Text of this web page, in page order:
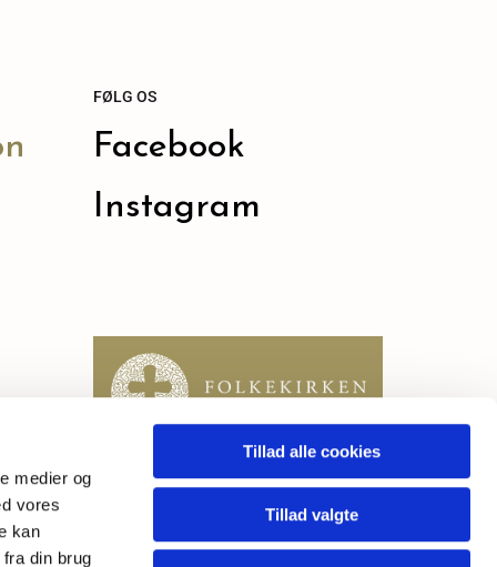
medier og
vores
kan
din brug
Tillad alle cookies
Tillad valgte
FØLG OS
Facebook
Instagram